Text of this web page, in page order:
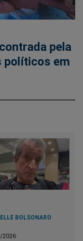
pela
políticos em
BOLSONARO
2026